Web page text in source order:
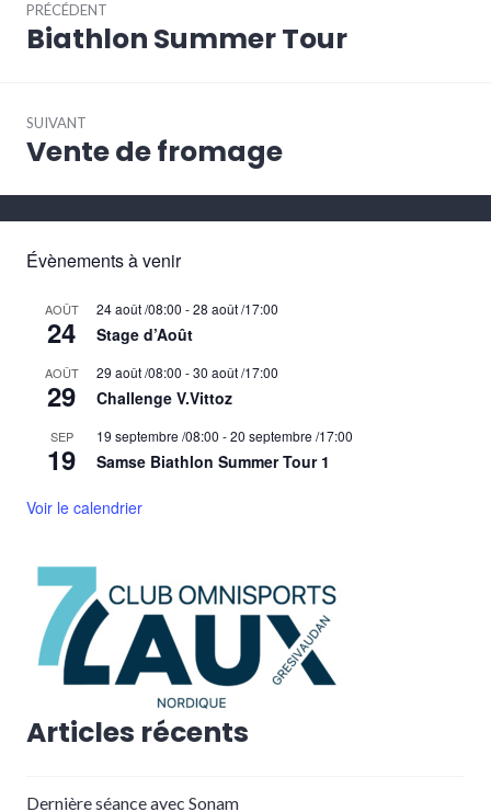
dePRÉCÉDENT
Article
Biathlon Summer Tour
SUIVANT
Article
Vente de fromage
Évènements à venir
AOÛT
24
24 août /08:00 -28 août /17:00
Stage d’Août
AOÛT
29
29 août /08:00 -30 août /17:00
Challenge V.Vittoz
SEP
19
19 septembre /08:00 -20 septembre /17:00
Samse Biathlon Summer Tour 1
Voir le calendrier
Articles récents
Dernière séance avec Sonam